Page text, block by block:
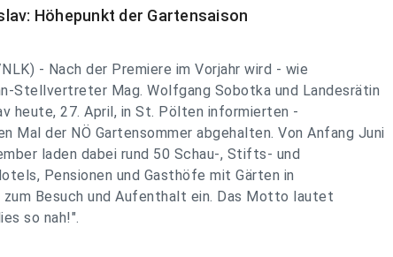
Höhepunkt der Gartensaison
- Nach der Premiere im Vorjahr wird - wie
Stellvertreter Mag. Wolfgang Sobotka und Landesrätin
heute, 27. April, in St. Pölten informierten -
Mal der NÖ Gartensommer abgehalten. Von Anfang Juni
laden dabei rund 50 Schau-, Stifts- und
Pensionen und Gasthöfe mit Gärten in
Besuch und Aufenthalt ein. Das Motto lautet
so nah!".